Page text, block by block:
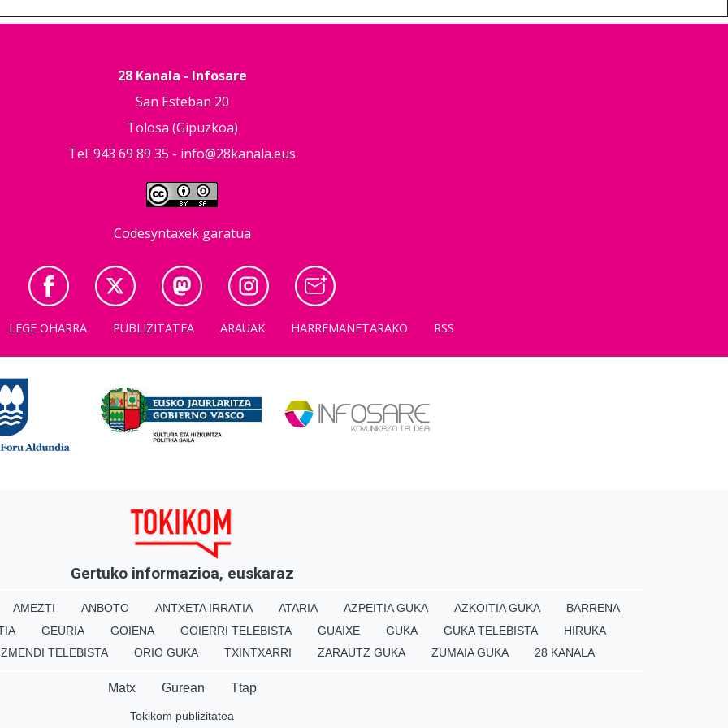
28 Kanala - Infosare
San Esteban 20
Tolosa (Gipuzkoa)
Tel: 943 69 89 35 - info@28kanala.eus
Codesyntaxek garatua
LEGE OHARRA PUBLIZITATEA ARAUAK HARREMANETARAKO RSS
Gertuko informazioa, euskaraz
AMEZTI ANBOTO ANTXETA IRRATIA ATARIA AZPEITIA GUKA AZKOITIA GUKA
BARRENA
GEURIA GOIENA GOIERRI TELEBISTA GUAIXE GUKA GUKA TELEBISTA
HIRUKA
TELEBISTA ORIO GUKA TXINTXARRI ZARAUTZ GUKA ZUMAIA GUKA 28 KANALA
Matx Gurean Ttap
Tokikom publizitatea